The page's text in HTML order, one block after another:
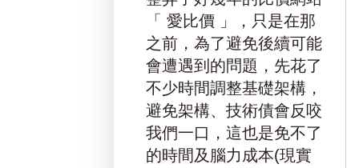
「 愛比價 」，只是在那
之前，為了避免後續可能
會遭遇到的問題，先花了
不少時間調整基礎架構，
避免架構、技術債會反咬
我們一口，這也是免不了
的時間及腦力成本(現實